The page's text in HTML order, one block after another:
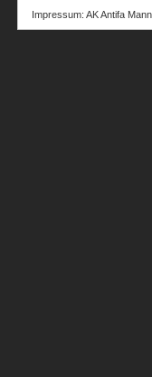
Impressum: AK Antifa